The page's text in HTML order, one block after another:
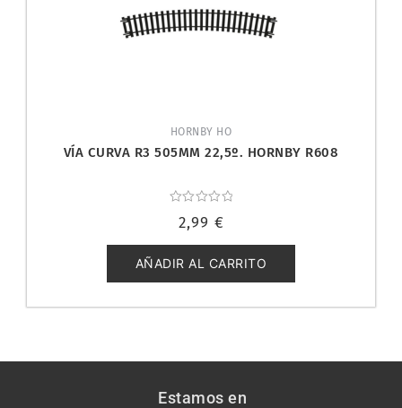
HORNBY HO
VÍA CURVA R3 505MM 22,5º. HORNBY R608
con
de
5
2,99 €
AÑADIR AL CARRITO
Estamos en